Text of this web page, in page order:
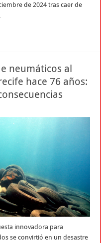
de 2024 tras caer de
neumáticos al
hace 76 años:
innovadora para
se convirtió en un desastre